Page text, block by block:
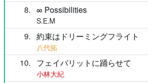
8 ∞ Possibilities
S.E.M
9 約束はドリーミングフライト
八代拓
10 フェイバリットに踊らせて
小林大紀